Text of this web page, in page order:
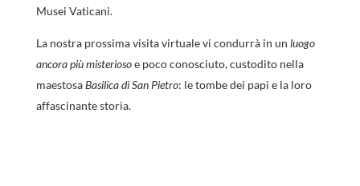
Musei Vaticani.
La nostra prossima visita virtuale vi condurrà in un luogo
ancora più misteriosoe poco conosciuto, custodito nella
maestosaBasilica di San Pietro: le tombe dei papi e la loro
affascinante storia.